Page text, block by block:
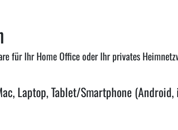
für Ihr Home Office oder Ihr privates
Laptop, Tablet/Smartphone (Android,